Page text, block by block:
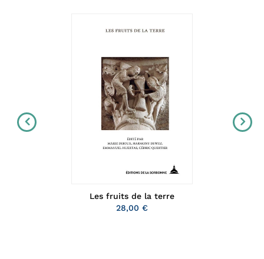
Les fruits de la terre
28,00 €